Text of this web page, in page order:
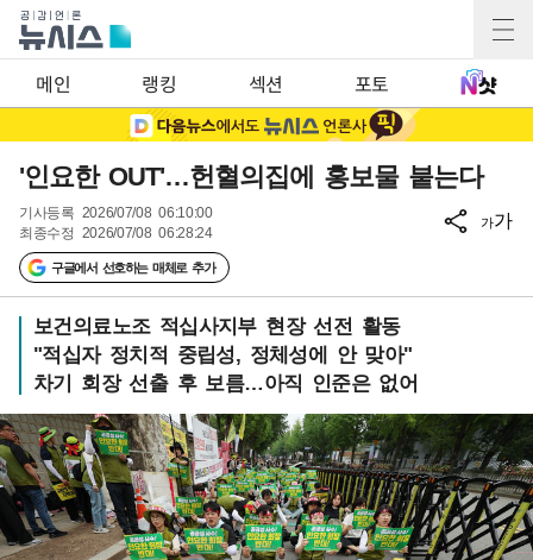
메인 랭킹 섹션 포토
'인요한 OUT'…헌혈의집에 홍보물 붙는다
기사등록 2026/07/08 06:10:00
최종수정 2026/07/08 06:28:24
구글에서 선호하는 매체로 추가
가가
보건의료노조 적십사지부 현장 선전 활동
"적십자 정치적 중립성, 정체성에 안 맞아"
차기 회장 선출 후 보름…아직 인준은 없어